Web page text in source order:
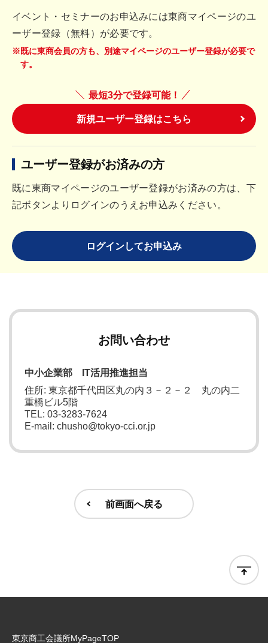
イベント・セミナーのお申込みには東商マイページのユ
ーザー登録（無料）が必要です。
※既に東商会員の方も、別途マイページのユーザー登録が必要で
す。
最短3分で登録可能！
新規ユーザー登録はこちら
ユーザー登録がお済みの方
既に東商マイページのユーザー登録がお済みの方は、下
記ボタンよりログインのうえお申込みください。
ログインしてお申込み
お問い合わせ
中小企業部 IT活用推進担当
住所: 東京都千代田区丸の内３－２－２ 丸の内二
重橋ビル5階
TEL: 03-3283-7624
E-mail: chusho@tokyo-cci.or.jp
前画面へ戻る
東京商工会議所MyPageTOP